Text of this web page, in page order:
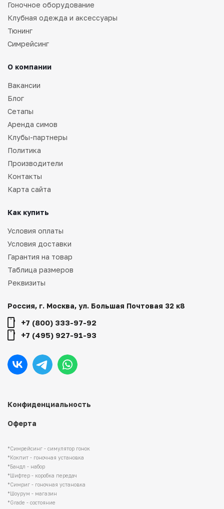
*Симрейсинг - симулятор гонок
*Кокпит - гоночная установка
*Бандл - набор
*Шифтер - коробка передач
*Симриг - гоночная установка
*Шоурум - магазин
*Grade - состояние
Конфиденциальность
Оферта
Гоночное оборудование
Клубная одежда и аксессуары
Тюнинг
Симрейсинг
О компании
Вакансии
Блог
Сетапы
Аренда симов
Клубы-партнеры
Политика
Производители
Контакты
Карта сайта
Как купить
Условия оплаты
Условия доставки
Гарантия на товар
Таблица размеров
Реквизиты
Россия, г. Москва, ул. Большая Почтовая 32 к8
+7 (800) 333-97-92
+7 (495) 927-91-93